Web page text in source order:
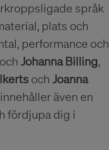
språk
plats och
performance och
Johanna Billing
och Joanna
även en
fördjupa dig i